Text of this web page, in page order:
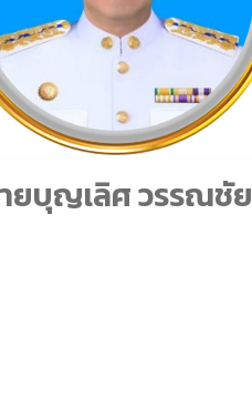
ยบุญเลิศ วรรณชัย